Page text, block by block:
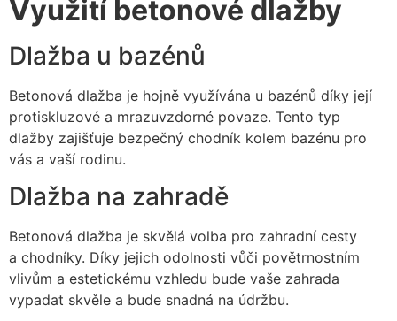
Využití betonové dlažby
Dlažba u bazénů
Betonová dlažba je hojně využívána u bazénů díky její
protiskluzové a mrazuvzdorné povaze. Tento typ
dlažby zajišťuje bezpečný chodník kolem bazénu pro
vás a vaší rodinu.
Dlažba na zahradě
Betonová dlažba je skvělá volba pro zahradní cesty
a chodníky. Díky jejich odolnosti vůči povětrnostním
vlivům a estetickému vzhledu bude vaše zahrada
vypadat skvěle a bude snadná na údržbu.